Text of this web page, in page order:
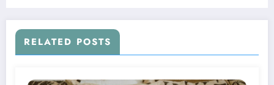
RELATED POSTS